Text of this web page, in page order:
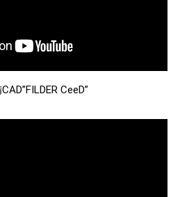
CeeD”